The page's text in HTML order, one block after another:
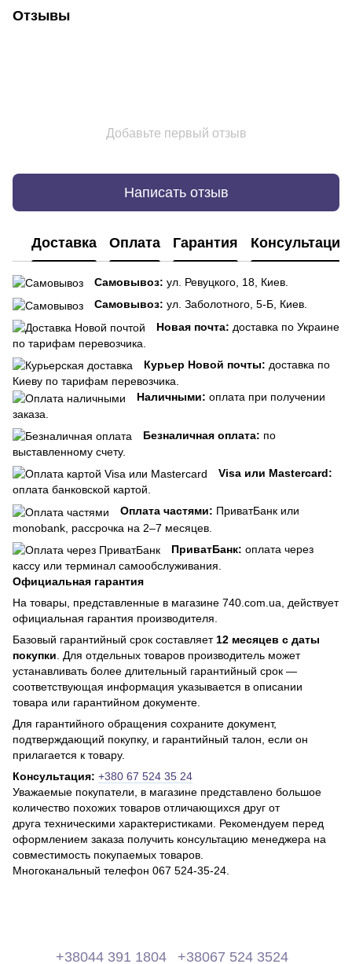
Отзывы
Добавьте первый отзыв
Написать отзыв
Доставка Оплата Гарантия Консультация
Самовывоз: ул. Ревуцкого, 18, Киев.
Самовывоз: ул. Заболотного, 5-Б, Киев.
Новая почта: доставка по Украине
по тарифам перевозчика.
Курьер Новой почты: доставка по
Киеву по тарифам перевозчика.
Наличными: оплата при получении
заказа.
Безналичная оплата: по
выставленному счету.
Visa или Mastercard:
оплата банковской картой.
Оплата частями: ПриватБанк или
monobank, рассрочка на 2–7 месяцев.
ПриватБанк: оплата через
кассу или терминал самообслуживания.
Официальная гарантия
На товары, представленные в магазине 740.com.ua, действует
официальная гарантия производителя.
Базовый гарантийный срок составляет 12 месяцев с даты
покупки . Для отдельных товаров производитель может
устанавливать более длительный гарантийный срок —
соответствующая информация указывается в описании
товара или гарантийном документе.
Для гарантийного обращения сохраните документ,
подтверждающий покупку, и гарантийный талон, если он
прилагается к товару.
Консультация: +380 67 524 35 24
Уважаемые покупатели, в магазине представлено большое
количество похожих товаров отличающихся друг от
друга техническими характеристиками. Рекомендуем перед
оформлением заказа получить консультацию менеджера на
совместимость покупаемых товаров.
Многоканальный телефон 067 524-35-24.
+38044 391 1804 +38067 524 3524